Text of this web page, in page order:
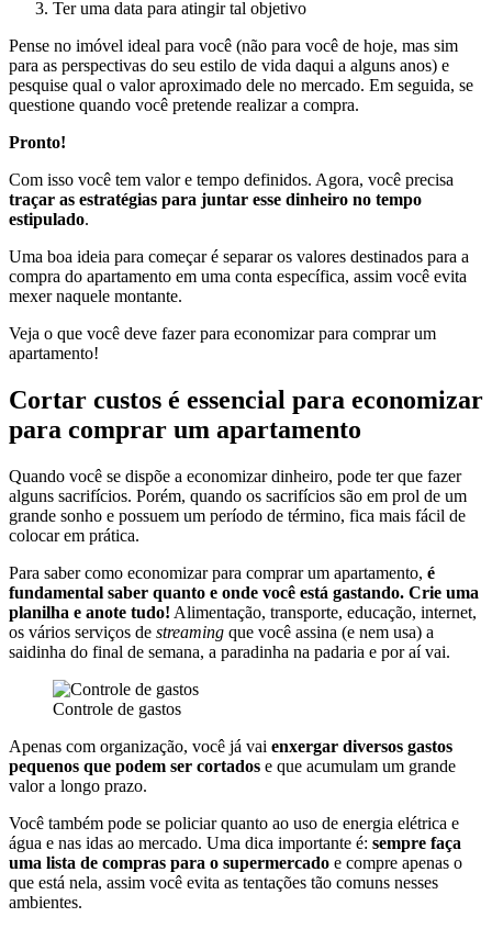
Ter uma data para atingir tal objetivo
Pense no imóvel ideal para você (não para você de hoje, mas sim
para as perspectivas do seu estilo de vida daqui a alguns anos) e
pesquise qual o valor aproximado dele no mercado. Em seguida, se
questione quando você pretende realizar a compra.
Pronto!
Com isso você tem valor e tempo definidos. Agora, você precisa
traçar as estratégias para juntar esse dinheiro no tempo
estipulado.
Uma boa ideia para começar é separar os valores destinados para a
compra do apartamento em uma conta específica, assim você evita
mexer naquele montante.
Veja o que você deve fazer para economizar para comprar um
apartamento!
Cortar custos é essencial para economizar
para comprar um apartamento
Quando você se dispõe a economizar dinheiro, pode ter que fazer
alguns sacrifícios. Porém, quando os sacrifícios são em prol de um
grande sonho e possuem um período de término, fica mais fácil de
colocar em prática.
Para saber como economizar para comprar um apartamento, é
fundamental saber quanto e onde você está gastando. Crie uma
planilha e anote tudo! Alimentação, transporte, educação, internet,
os vários serviços de streaming que você assina (e nem usa) a
saidinha do final de semana, a paradinha na padaria e por aí vai.
Controle de gastos
Apenas com organização, você já vai enxergar diversos gastos
pequenos que podem ser cortados e que acumulam um grande
valor a longo prazo.
Você também pode se policiar quanto ao uso de energia elétrica e
água e nas idas ao mercado. Uma dica importante é: sempre faça
uma lista de compras para o supermercado e compre apenas o
que está nela, assim você evita as tentações tão comuns nesses
ambientes.